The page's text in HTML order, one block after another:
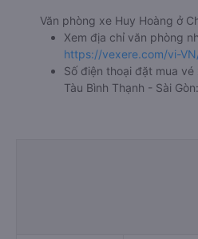
Văn phòng xe Huy Hoàng ở
Xem địa chỉ văn phòng
https://vexere.com/vi-
Số điện thoại đặt mua
Tàu Bình Thạnh - Sài Gòn: